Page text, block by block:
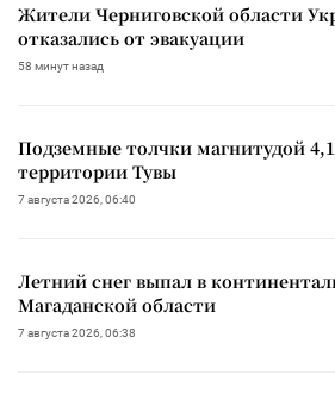
Жители Черниговской области
отказались от эвакуации
58 минут назад
Подземные толчки магнитудой
территории Тувы
7 августа 2026, 06:40
Летний снег выпал в
Магаданской области
7 августа 2026, 06:38